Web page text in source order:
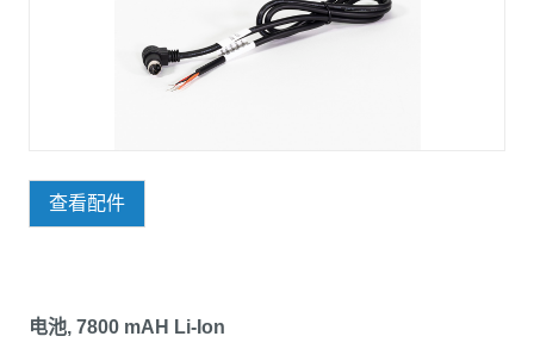
查看配件
电池, 7800 mAH Li-Ion